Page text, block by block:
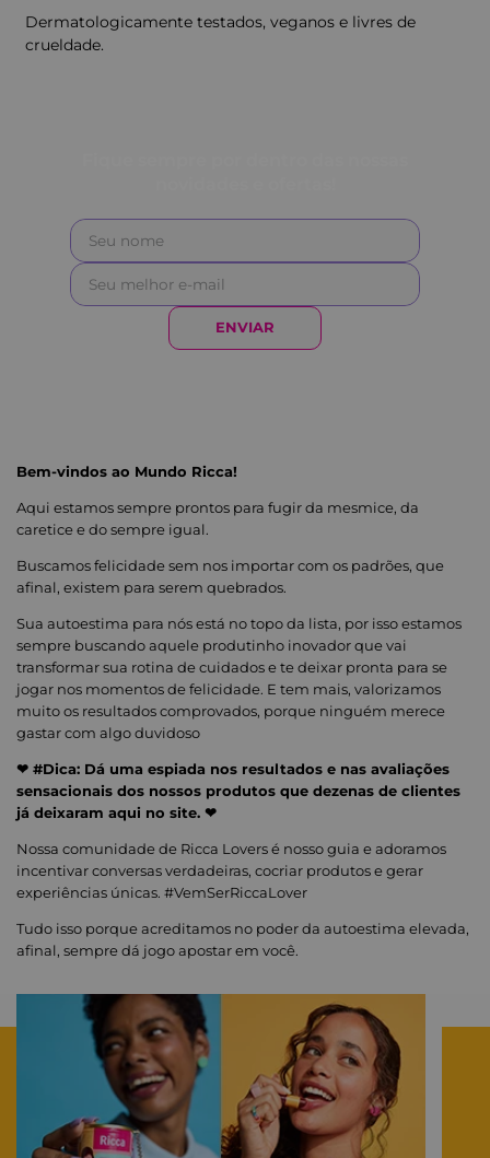
Dermatologicamente testados, veganos e livres de
crueldade.
ENVIAR
Bem-vindos ao Mundo Ricca!
Aqui estamos sempre prontos para fugir da mesmice, da
caretice e do sempre igual.
Buscamos felicidade sem nos importar com os padrões, que
afinal, existem para serem quebrados.
Sua autoestima para nós está no topo da lista, por isso estamos
sempre buscando aquele produtinho inovador que vai
transformar sua rotina de cuidados e te deixar pronta para se
jogar nos momentos de felicidade. E tem mais, valorizamos
muito os resultados comprovados, porque ninguém merece
gastar com algo duvidoso
❤ #Dica: Dá uma espiada nos resultados e nas avaliações
sensacionais dos nossos produtos que dezenas de clientes
já deixaram aqui no site. ❤
Nossa comunidade de Ricca Lovers é nosso guia e adoramos
incentivar conversas verdadeiras, cocriar produtos e gerar
experiências únicas. #VemSerRiccaLover
Tudo isso porque acreditamos no poder da autoestima elevada,
afinal, sempre dá jogo apostar em você.